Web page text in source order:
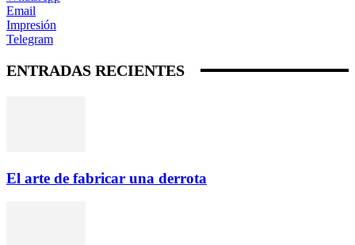
Email
Impresión
Telegram
ENTRADAS RECIENTES
El arte de fabricar una derrota